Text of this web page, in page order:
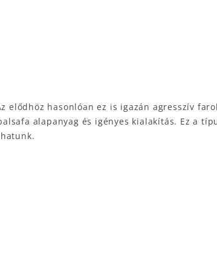
hasonlóan ez is igazán agresszív
alapanyag és igényes kialakítás. Ez a